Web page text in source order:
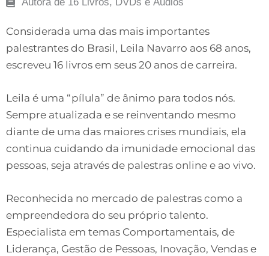
Considerada uma das mais importantes
palestrantes do Brasil, Leila Navarro aos 68 anos,
escreveu 16 livros em seus 20 anos de carreira.
Leila é uma “pílula” de ânimo para todos nós.
Sempre atualizada e se reinventando mesmo
diante de uma das maiores crises mundiais, ela
continua cuidando da imunidade emocional das
pessoas, seja através de palestras online e ao vivo.
Reconhecida no mercado de palestras como a
empreendedora do seu próprio talento.
Especialista em temas Comportamentais, de
Liderança, Gestão de Pessoas, Inovação, Vendas e